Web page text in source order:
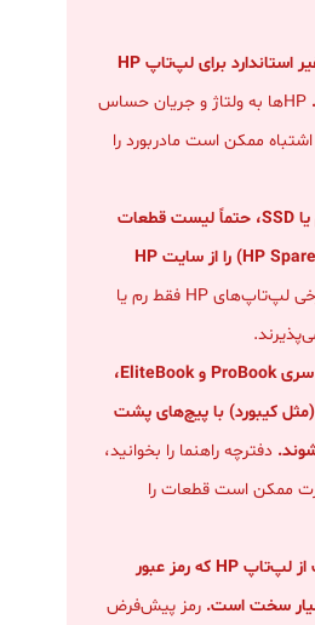
هرگز از شارژر غیر استاندارد برای لپ‌تاپ HP
HPها به ولتاژ و جریان حساس
ممکن است مادربورد را
قبل از خرید رم یا SSD، حتماً لیست قطعات
سازگار (HP Spare Parts) را از سایت HP
برخی لپ‌تاپ‌های HP فقط رم یا
در لپ‌تاپ‌های سری ProBook و EliteBook،
کیبورد) با پیچ‌های پشت
دفترچه راهنما را بخوانید،
ممکن است قطعات را
بازیابی اطلاعات از لپ‌تاپ HP که رمز عبور
رمز پیش‌فرض